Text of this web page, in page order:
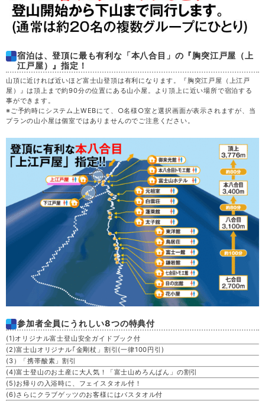
土 29 49,800円 (48,800円)
月 31 38,300円(37,300円)
決定
空席
宿泊は、登頂に最も有利な「本八合目」の『胸突江戸屋（上
江戸屋）』指定！
山頂に近ければ近いほど富士山登頂は有利になります。『胸突江戸屋（上江戸
屋）』は頂上まで約90分の位置にある山小屋。より頂上に近い場所で宿泊する
事ができます。
※ご予約時にシステム上WEBにて、○名様○室と選択画面が表示されますが、当
プランの山小屋は個室ではありませんのでご注意ください。
参加者全員にうれしい8つの特典付
(1)オリジナル富士登山安全ガイドブック付
(2)富士山オリジナル｢金剛杖」割引(一律100円引)
(3）「携帯酸素」割引
(4)富士登山のお土産に大人気！「富士山めろんぱん」の割引
(5)お帰りの入浴時に、フェイスタオル付！
(6)さらにクラブゲッツのお客様にはバスタオル付